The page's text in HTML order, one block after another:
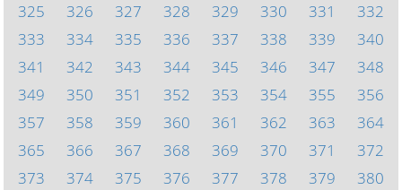
325
326 327 328 329 330 331
332
333
334 335 336 337 338 339
340
341
342 343 344 345 346 347
348
349
350 351 352 353 354 355
356
357
358 359 360 361 362 363
364
365
366 367 368 369 370 371
372
373
374 375 376 377 378 379 380